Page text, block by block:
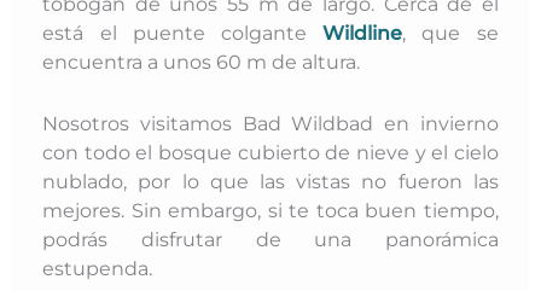
está el puente colganteWildline, que se
encuentra a unos 60 m de altura.
Nosotros visitamos Bad Wildbad en invierno
con todo el bosque cubierto de nieve y el cielo
nublado, por lo que las vistas no fueron las
mejores. Sin embargo, si te toca buen tiempo,
podrás disfrutar de una panorámica
estupenda.